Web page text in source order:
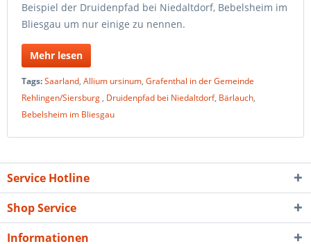
Beispiel der Druidenpfad bei Niedaltdorf, Bebelsheim im
Bliesgau um nur einige zu nennen.
Mehr lesen
Tags:Saarland, Allium ursinum, Grafenthal in der Gemeinde
Rehlingen/Siersburg , Druidenpfad bei Niedaltdorf, Bärlauch,
Bebelsheim im Bliesgau
Service Hotline
Shop Service
Informationen